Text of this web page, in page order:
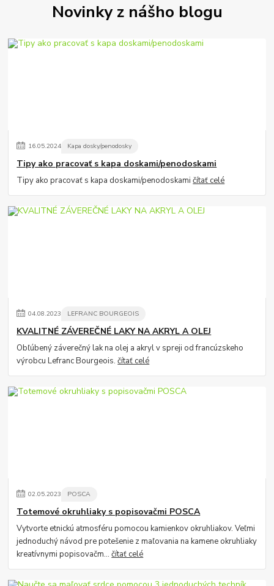
Novinky z nášho blogu
16.05.2024 Kapa dosky/penodosky
Tipy ako pracovať s kapa doskami/penodoskami
Tipy ako pracovať s kapa doskami/penodoskamičítať celé
04.08.2023 LEFRANC BOURGEOIS
KVALITNÉ ZÁVEREČNÉ LAKY NA AKRYL A OLEJ
Obľúbený záverečný lak na olej a akryl v spreji od francúzskeho
výrobcu Lefranc Bourgeois.čítať celé
02.05.2023 POSCA
Totemové okruhliaky s popisovačmi POSCA
Vytvorte etnickú atmosféru pomocou kamienkov okruhliakov. Veľmi
jednoduchý návod pre potešenie z maľovania na kamene okruhliaky
kreatívnymi popisovačm...čítať celé